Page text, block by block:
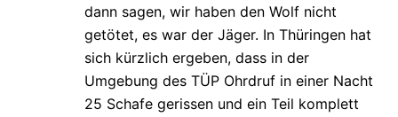
dann sagen, wir haben den Wolf nicht
getötet, es war der Jäger. In Thüringen hat
sich kürzlich ergeben, dass in der
Umgebung des TÜP Ohrdruf in einer Nacht
25 Schafe gerissen und ein Teil komplett